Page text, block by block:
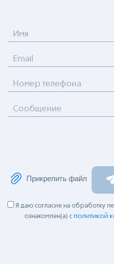
Имя
Email
Номер телефона
Сообщение
Прикрепить файл
Я даю согласие на обработку
ознакомлен(а) с политикой